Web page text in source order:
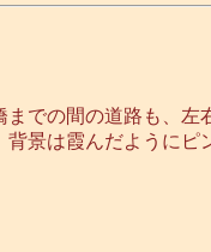
での間の道路も、左
景は霞んだように